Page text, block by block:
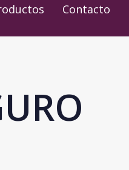
Contacto